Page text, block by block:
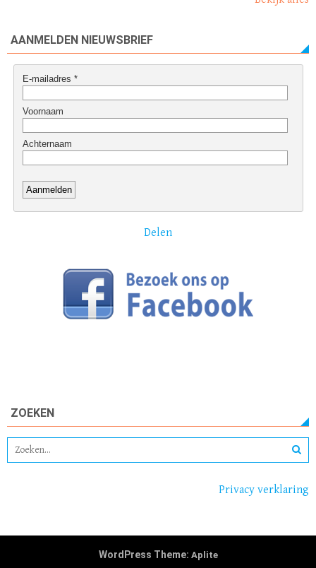
AANMELDEN NIEUWSBRIEF
Delen
ZOEKEN
Privacy verklaring
WordPress Theme: Aplite